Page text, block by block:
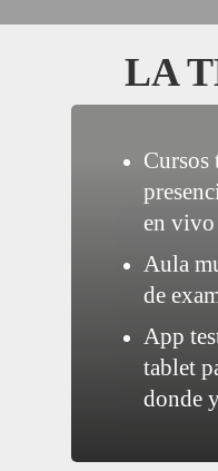
LA
Cursos
en vivo
Aula
de
App
tablet
donde